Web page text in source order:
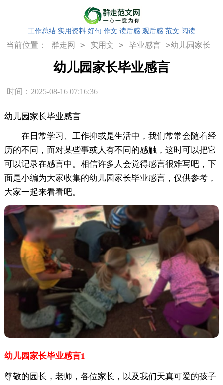
工作总结 实用资料 好句 作文 读后感 观后感 范文 阅读
当前位置： 群走网 > 实用文 > 毕业感言 >幼儿园家长
幼儿园家长毕业感言
时间：2025-08-16 07:16:36
幼儿园家长毕业感言
在日常学习、工作抑或是生活中，我们常常会随着经
历的不同，而对某些事或人有不同的感触，这时可以把它
可以记录在感言中。相信许多人会觉得感言很难写吧，下
面是小编为大家收集的幼儿园家长毕业感言，仅供参考，
大家一起来看看吧。
幼儿园家长毕业感言1
尊敬的园长，老师，各位家长，以及我们天真可爱的孩子